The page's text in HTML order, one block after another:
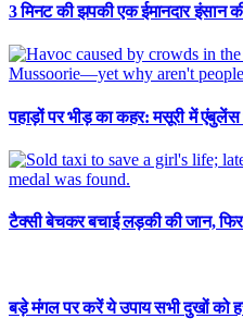
3 मिनट की झपकी एक ईमानदार इंसान
पहाड़ों पर भीड़ का कहर: मसूरी में
टैक्सी बेचकर बचाई लड़की की जान,
बड़े मंगल पर करें ये उपाय सभी दुखों को